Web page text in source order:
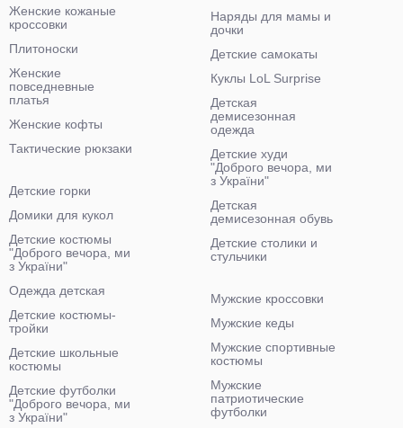
Женские кожаные
кроссовки
Плитоноски
Женские
повседневные
платья
Женские кофты
Тактические рюкзаки
Наряды для мамы и
дочки
Детские самокаты
Куклы LoL Surprise
Детская
демисезонная
одежда
Детские худи
"Доброго вечора, ми
з України"
Детская
демисезонная обувь
Детские столики и
стульчики
Детские горки
Домики для кукол
Детские костюмы
"Доброго вечора, ми
з України"
Одежда детская
Детские костюмы-
тройки
Детские школьные
костюмы
Детские футболки
"Доброго вечора, ми
з України"
Мужские кроссовки
Мужские кеды
Мужские спортивные
костюмы
Мужские
патриотические
футболки